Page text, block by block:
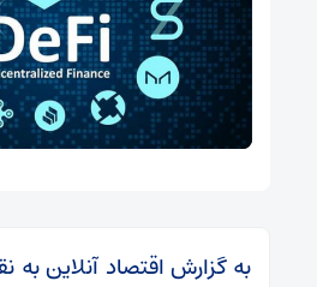
به گزارش اقتصاد آنلاین به